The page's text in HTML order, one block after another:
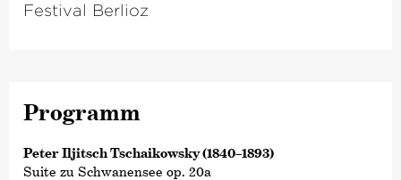
Festival Berlioz
Programm
Peter Iljitsch Tschaikowsky (1840–1893)
Suite zu Schwanensee op. 20a